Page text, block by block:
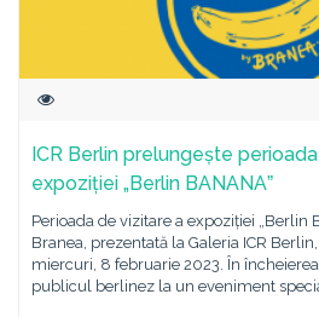
ICR Berlin prelungește
expoziției „Berlin BANANAˮ
Perioada de vizitare a expoziției „Berlin
Branea, prezentată la Galeria ICR
miercuri, 8 februarie 2023. În
publicul berlinez la un eveniment